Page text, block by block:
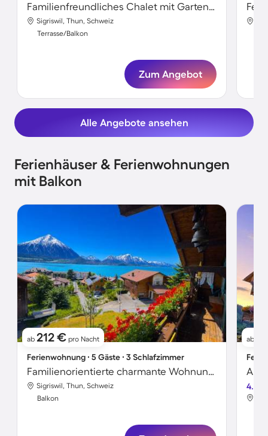
Familienfreundliches Chalet mit Garten | Bergblick
Sigriswil, Thun, Schweiz
Terrasse/Balkon
Zum Angebot
Alle Angebote ansehen
Ferienhäuser & Ferienwohnungen
mit Balkon
ab 212 € pro Nacht
Ferienwohnung ∙ 5 Gäste ∙ 3 Schlafzimmer
Familienorientierte charmante Wohnung | Bergblick
Sigriswil, Thun, Schweiz
Balkon
ab
4.8